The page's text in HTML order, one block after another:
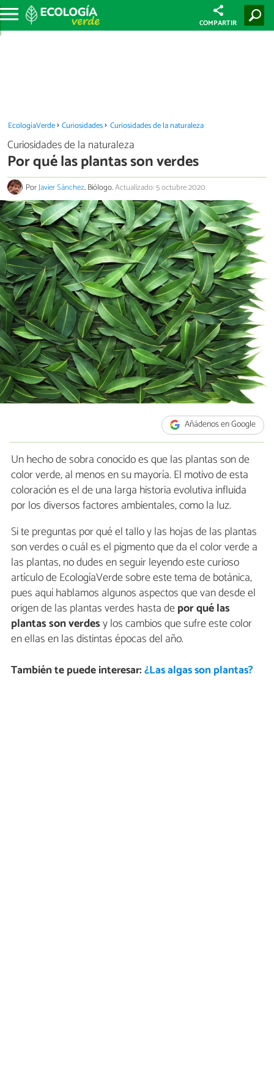
COMPARTIR
EcologíaVerde Curiosidades Curiosidades de la naturaleza
Curiosidades de la naturaleza
Por qué las plantas son verdes
PorJavier Sánchez, Biólogo.Actualizado: 5 octubre 2020
Añádenos en Google
Un hecho de sobra conocido es que las plantas son de
color verde, al menos en su mayoría. El motivo de esta
coloración es el de una larga historia evolutiva influida
por los diversos factores ambientales, como la luz.
Si te preguntas por qué el tallo y las hojas de las plantas
son verdes o cuál es el pigmento que da el color verde a
las plantas, no dudes en seguir leyendo este curioso
artículo de EcologíaVerde sobre este tema de botánica,
pues aquí hablamos algunos aspectos que van desde el
origen de las plantas verdes hasta depor qué las
plantas son verdesy los cambios que sufre este color
en ellas en las distintas épocas del año.
También te puede interesar:¿Las algas son plantas?